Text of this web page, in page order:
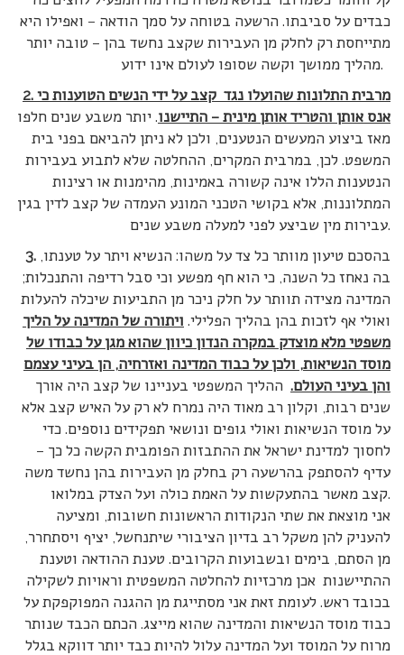
כבדים על סביבתו. הרשעה בטוחה על סמך הודאה – ואפילו היא
מתייחסת רק לחלק מן העבירות שקצב נחשד בהן – טובה יותר
מהליך ממושך וקשה שסופו לעולם אינו ידוע.
2. מרבית התלונות שהועלו נגד קצב על ידי הנשים הטוענות כי
אנס אותן והטריד אותן מינית – התיישנו. יותר משבע שנים חלפו
מאז ביצוע המעשים הנטענים, ולכן לא ניתן להביאם בפני בית
המשפט. לכן, במרבית המקרים, ההחלטה שלא לתבוע בעבירות
הנטענות הללו אינה קשורה באמינות, מהימנות או רצינות
המתלוננות, אלא בקושי הטכני המונע העמדה של קצב לדין בגין
עבירות מין שביצע לפני למעלה משבע שנים.
3. בהסכם טיעון מוותר כל צד על משהו: הנשיא ויתר על טענתו,
בה נאחז כל השנה, כי הוא חף מפשע וכי סבל רדיפה והתנכלות;
המדינה מצידה תוותר על חלק ניכר מן התביעות שיכלה להעלות
ואולי אף לזכות בהן בהליך הפלילי. ויתורה של המדינה על הליך
משפטי מלא מוצדק במקרה הנדון כיוון שהוא מגן על כבודו של
מוסד הנשיאות, ולכן על כבוד המדינה ואזרחיה, הן בעיני עצמם
והן בעיני העולם. ההליך המשפטי בעניינו של קצב היה אורך
שנים רבות, וקלון רב מאוד היה נמרח לא רק על האיש קצב אלא
על מוסד הנשיאות ואולי גופים ונושאי תפקידים נוספים. כדי
לחסוך למדינת ישראל את ההתבזות הפומבית הקשה כל כך –
עדיף להסתפק בהרשעה רק בחלק מן העבירות בהן נחשד משה
קצב מאשר בהתעקשות על האמת כולה ועל הצדק במלואו.
אני מוצאת את שתי הנקודות הראשונות חשובות, ומציעה
להעניק להן משקל רב בדיון הציבורי שיתנחשל, יציף ויסתחרר,
מן הסתם, בימים ובשבועות הקרובים. טענת ההודאה וטענת
ההתיישנות אכן מרכזיות להחלטה המשפטית וראויות לשקילה
בכובד ראש. לעומת זאת אני מסתייגת מן ההגנה המפוקפקת על
כבוד מוסד הנשיאות והמדינה שהוא מייצג. הכתם הכבד שנותר
מרוח על המוסד ועל המדינה עלול להיות כבד יותר דווקא בגלל